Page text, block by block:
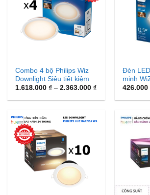
Combo 4 bộ Philips Wiz
Downlight Siêu tiết kiệm
1.618.000₫ – 2.363.000₫Khoảng
từ
2.363.000 ₫
Đèn
minh
426.000